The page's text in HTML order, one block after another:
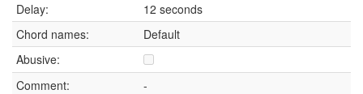
Delay:
12 seconds
Chord names:
Default
Abusive:
Comment:
-